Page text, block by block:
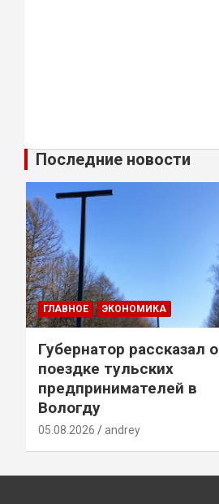
Последние новости
ГЛАВНОЕ ЭКОНОМИКА
Губернатор рассказал о
поездке тульских
предпринимателей в
Вологду
05.08.2026 andrey